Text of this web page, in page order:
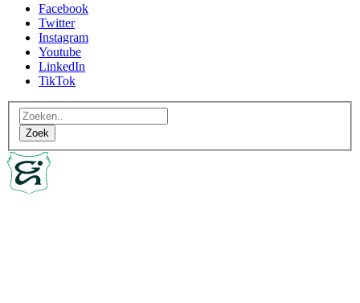
Facebook
Twitter
Instagram
Youtube
LinkedIn
TikTok